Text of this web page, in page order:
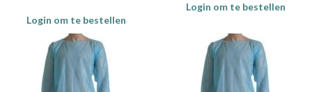
Login om te bestellen
Login om te bestellen